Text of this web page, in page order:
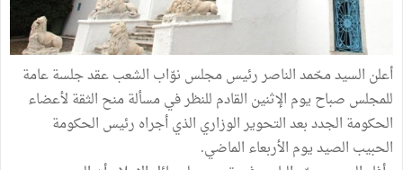
أعلن السيد محّمد الناصر رئيس مجلس نوّاب الشعب عقد جلسة عامة
للمجلس صباح يوم الإثنين القادم للنظر في مسألة منح الثقة لأعضاء
الحكومة الجدد بعد التحوير الوزاري الذي أجراه رئيس الحكومة
الحبيب الصيد يوم الأربعاء الماضي.